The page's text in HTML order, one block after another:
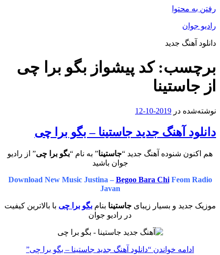
رفتن به محتوا
رادیو جوان
دانلود آهنگ جدید
برچسب:کد پیشواز بگو برا چی
از جاستینا
نوشته‌شده در 2019-10-12
دانلود آهنگ جدید جاستینا – بگو برا چی
هم اکنون شنوده آهنگ جدید “جاستینا” به نام “بگو برا چی” از رادیو
جوان باشید
Download New Music Justina – Begoo Bara ChiFeom Radio
Javan
موزیک جدید و بسیار زیبایجاستینا بنام بگو برا چی با بالاترین کیفیت
در رادیو جوان
ادامه خواندن “دانلود آهنگ جدید جاستینا – بگو برا چی”